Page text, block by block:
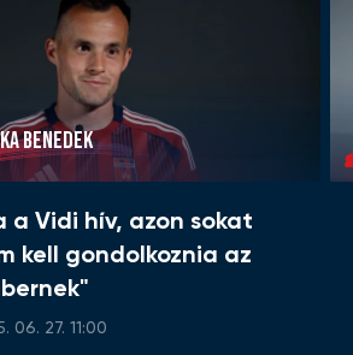
BENEDEK
a Vidi hív, azon sokat
kell gondolkoznia az
06. 27. 11:00